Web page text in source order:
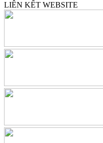
LIÊN KẾT WEBSITE